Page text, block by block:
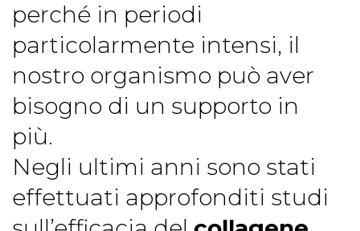
perché in periodi
particolarmente intensi, il
nostro organismo può aver
bisogno di un supporto in
più.
Negli ultimi anni sono stati
effettuati approfonditi studi